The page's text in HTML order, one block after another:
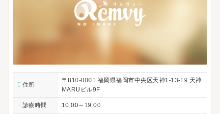
住所
〒810-0001 福岡県福岡市中央区天神1-13-19 天神
MARUビル9F
診療時間 10:00～19:00